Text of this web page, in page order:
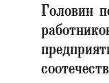
Головин